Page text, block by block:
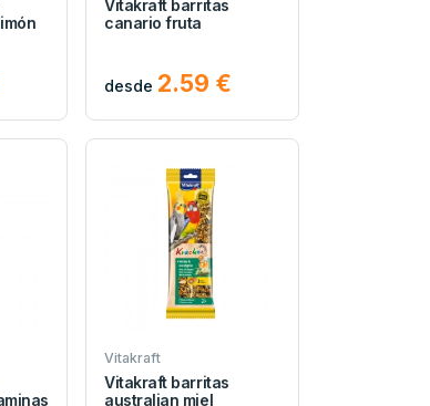
Vitakraft barritas
canario fruta
desde 2.59 €
Vitakraft
Vitakraft barritas
australian miel